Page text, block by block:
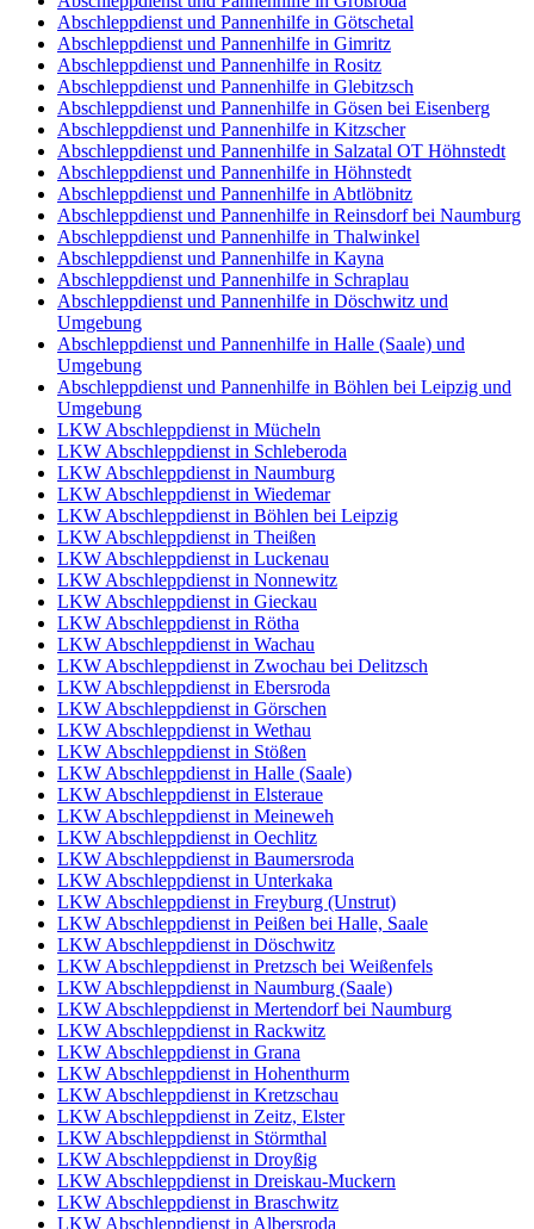
Abschleppdienst und Pannenhilfe in Götschetal
Abschleppdienst und Pannenhilfe in Gimritz
Abschleppdienst und Pannenhilfe in Rositz
Abschleppdienst und Pannenhilfe in Glebitzsch
Abschleppdienst und Pannenhilfe in Gösen bei Eisenberg
Abschleppdienst und Pannenhilfe in Kitzscher
Abschleppdienst und Pannenhilfe in Salzatal OT Höhnstedt
Abschleppdienst und Pannenhilfe in Höhnstedt
Abschleppdienst und Pannenhilfe in Abtlöbnitz
Abschleppdienst und Pannenhilfe in Reinsdorf bei Naumburg
Abschleppdienst und Pannenhilfe in Thalwinkel
Abschleppdienst und Pannenhilfe in Kayna
Abschleppdienst und Pannenhilfe in Schraplau
Abschleppdienst und Pannenhilfe in Döschwitz und
Umgebung
Abschleppdienst und Pannenhilfe in Halle (Saale) und
Umgebung
Abschleppdienst und Pannenhilfe in Böhlen bei Leipzig und
Umgebung
LKW Abschleppdienst in Mücheln
LKW Abschleppdienst in Schleberoda
LKW Abschleppdienst in Naumburg
LKW Abschleppdienst in Wiedemar
LKW Abschleppdienst in Böhlen bei Leipzig
LKW Abschleppdienst in Theißen
LKW Abschleppdienst in Luckenau
LKW Abschleppdienst in Nonnewitz
LKW Abschleppdienst in Gieckau
LKW Abschleppdienst in Rötha
LKW Abschleppdienst in Wachau
LKW Abschleppdienst in Zwochau bei Delitzsch
LKW Abschleppdienst in Ebersroda
LKW Abschleppdienst in Görschen
LKW Abschleppdienst in Wethau
LKW Abschleppdienst in Stößen
LKW Abschleppdienst in Halle (Saale)
LKW Abschleppdienst in Elsteraue
LKW Abschleppdienst in Meineweh
LKW Abschleppdienst in Oechlitz
LKW Abschleppdienst in Baumersroda
LKW Abschleppdienst in Unterkaka
LKW Abschleppdienst in Freyburg (Unstrut)
LKW Abschleppdienst in Peißen bei Halle, Saale
LKW Abschleppdienst in Döschwitz
LKW Abschleppdienst in Pretzsch bei Weißenfels
LKW Abschleppdienst in Naumburg (Saale)
LKW Abschleppdienst in Mertendorf bei Naumburg
LKW Abschleppdienst in Rackwitz
LKW Abschleppdienst in Grana
LKW Abschleppdienst in Hohenthurm
LKW Abschleppdienst in Kretzschau
LKW Abschleppdienst in Zeitz, Elster
LKW Abschleppdienst in Störmthal
LKW Abschleppdienst in Droyßig
LKW Abschleppdienst in Dreiskau-Muckern
LKW Abschleppdienst in Braschwitz
LKW Abschleppdienst in Albersroda